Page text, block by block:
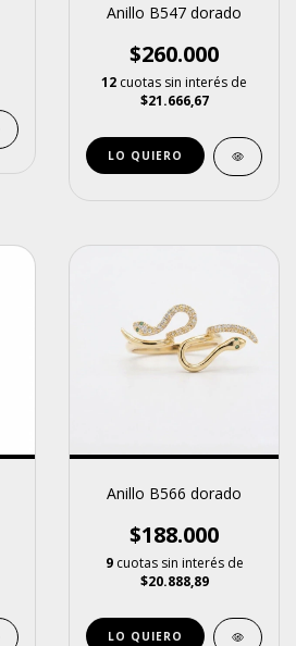
Anillo B547 dorado
$260.000
12 cuotas sin interés de
$21.666,67
LO QUIERO
Anillo B566 dorado
$188.000
9 cuotas sin interés de
$20.888,89
LO QUIERO